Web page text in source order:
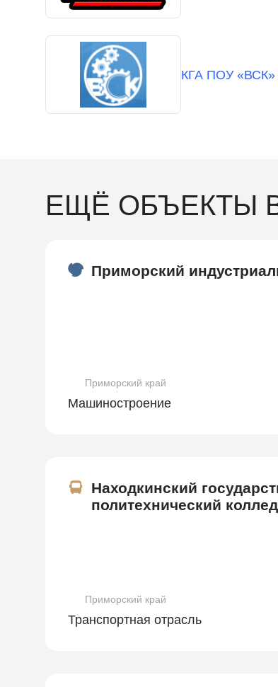
КГА ПОУ «ВСК»
ЕЩЁ ОБЪЕКТЫ
Приморский
Приморский край
Машиностроение
Находкинский
политехнический
Приморский край
Транспортная отрасль